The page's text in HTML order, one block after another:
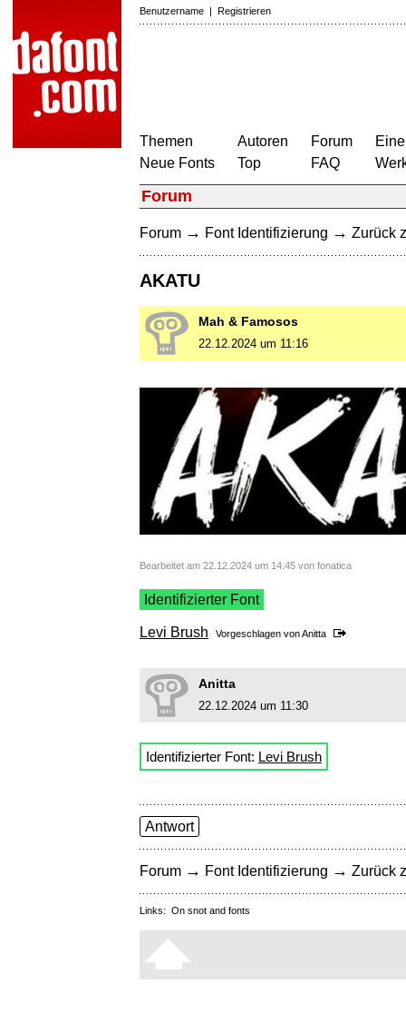
Benutzername | Registrieren
Themen
Neue Fonts
Autoren
Top
Forum
FAQ
Forum
Forum → Font Identifizierung → Zurück
AKATU
Mah & Famosos
22.12.2024 um 11:16
Bearbeitet am 22.12.2024 um 14:45 von fonatica
Identifizierter Font
Levi Brush Vorgeschlagen vonAnitta
Anitta
22.12.2024 um 11:30
Identifizierter Font: Levi Brush
Antwort
Forum → Font Identifizierung → Zurück
Links: On snot and fonts